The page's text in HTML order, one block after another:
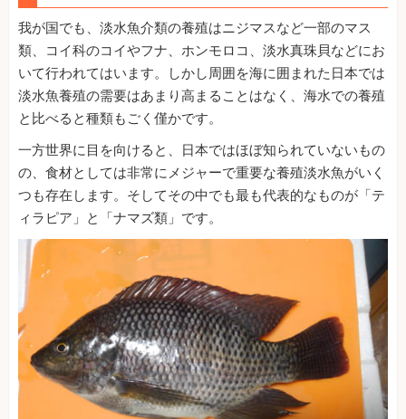
我が国でも、淡水魚介類の養殖はニジマスなど一部のマス
類、コイ科のコイやフナ、ホンモロコ、淡水真珠貝などにお
いて行われてはいます。しかし周囲を海に囲まれた日本では
淡水魚養殖の需要はあまり高まることはなく、海水での養殖
と比べると種類もごく僅かです。
一方世界に目を向けると、日本ではほぼ知られていないもの
の、食材としては非常にメジャーで重要な養殖淡水魚がいく
つも存在します。そしてその中でも最も代表的なものが「テ
ィラピア」と「ナマズ類」です。